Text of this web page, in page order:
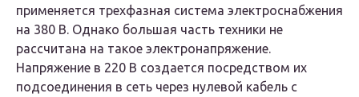
применяется трехфазная система электроснабжения
на 380 В. Однако большая часть техники не
рассчитана на такое электронапряжение.
Напряжение в 220 В создается посредством их
подсоединения в сеть через нулевой кабель с